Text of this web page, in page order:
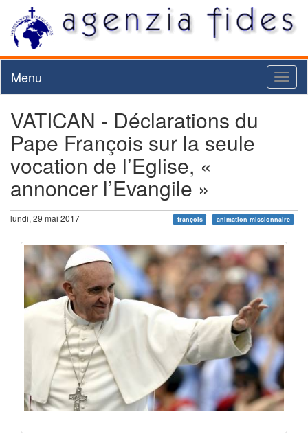
Menu
VATICAN - Déclarations du
Pape François sur la seule
vocation de l’Eglise, «
annoncer l’Evangile »
lundi, 29 mai 2017 françois animation missionnaire